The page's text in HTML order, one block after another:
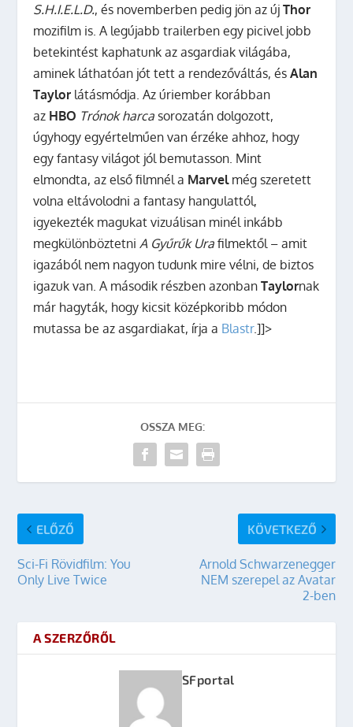
S.H.I.E.L.D., és novemberben pedig jön az újThor
mozifilm is. A legújabb trailerben egy picivel jobb
betekintést kaphatunk az asgardiak világába,
aminek láthatóan jót tett a rendezőváltás, ésAlan
Taylor látásmódja. Az úriember korábban
az HBO Trónok harca sorozatán dolgozott,
úgyhogy egyértelműen van érzéke ahhoz, hogy
egy fantasy világot jól bemutasson. Mint
elmondta, az első filmnél a Marvelmég szeretett
volna eltávolodni a fantasy hangulattól,
igyekezték magukat vizuálisan minél inkább
megkülönböztetni A Gyűrűk Ura filmektől – amit
igazából nem nagyon tudunk mire vélni, de biztos
igazuk van. A második részben azonbanTaylornak
már hagyták, hogy kicsit középkoribb módon
mutassa be az asgardiakat, írja a Blastr.]]>
OSSZA MEG:
ELŐZŐ
Sci-Fi Rövidfilm: You
Only Live Twice
KÖVETKEZŐ
Arnold Schwarzenegger
NEM szerepel az Avatar
2-ben
A SZERZŐRŐL
SFportal